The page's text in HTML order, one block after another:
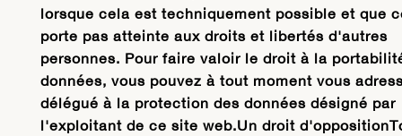
lorsque cela est techniquement possible et que
porte pas atteinte aux droits et libertés d'autres
personnes. Pour faire valoir le droit à la
données, vous pouvez à tout moment vous
délégué à la protection des données désigné par
l'exploitant de ce site web.Un droit